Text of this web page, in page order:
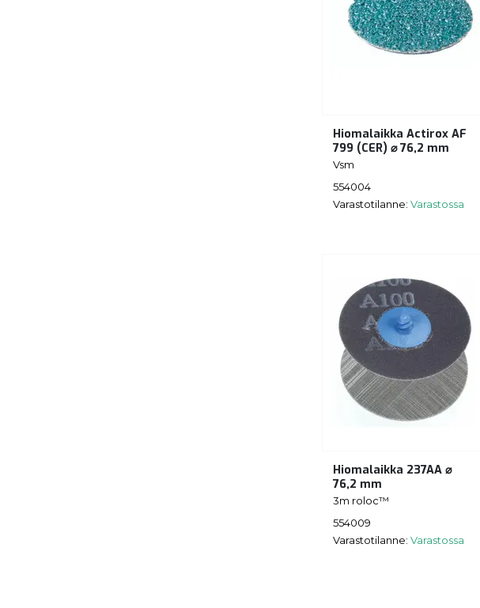
Hiomalaikka Actirox AF
799 (CER) ⌀ 76,2 mm
Vsm
554004
Varastotilanne: Varastossa
Hiomalaikka 237AA ⌀
76,2 mm
3m roloc™
554009
Varastotilanne: Varastossa